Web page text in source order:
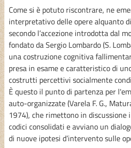
Come si è potuto riscontrare, ne
interpretativo delle opere alquanto
secondo l’accezione introdotta dal
fondato da Sergio Lombardo (S.
una costruzione cognitiva
presa in esame e caratteristico di
costrutti percettivi socialmente
È questo il punto di partenza per
auto-organizzate (Varela F. G.,
1974), che rimettono in discussione
codici consolidati e avviano un
di nuove ipotesi d’intervento sulle